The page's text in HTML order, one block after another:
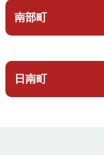
南部町
日南町